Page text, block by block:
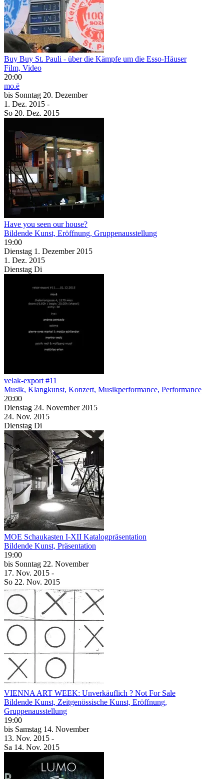
Buy Buy St. Pauli - über die Kämpfe um die Esso-Häuser
Film, Video
20:00
mo.ë
bis Sonntag 20. Dezember
1. Dez. 2015 -
So 20. Dez. 2015
Have you seen our house?
Bildende Kunst, Eröffnung, Gruppenausstellung
19:00
Dienstag 1. Dezember 2015
1. Dez. 2015
Dienstag Di
velak-export #11
Musik, Klangkunst, Konzert, Musikperformance, Performance
20:00
Dienstag 24. November 2015
24. Nov. 2015
Dienstag Di
MOE Schaukasten I-XII Katalogpräsentation
Bildende Kunst, Präsentation
19:00
bis Sonntag 22. November
17. Nov. 2015 -
So 22. Nov. 2015
VIENNA ART WEEK: Unverkäuflich ? Not For Sale
Bildende Kunst, Zeitgenössische Kunst, Eröffnung,
Gruppenausstellung
19:00
bis Samstag 14. November
13. Nov. 2015 -
Sa 14. Nov. 2015